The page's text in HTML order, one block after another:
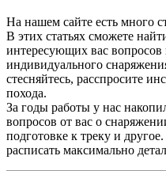
На нашем сайте есть много
В этих статьях сможете
интересующих вас вопросов
индивидуального
стесняйтесь, расспросите
похода.
За годы работы у нас
вопросов от вас о
подготовке к треку и
расписать максимально